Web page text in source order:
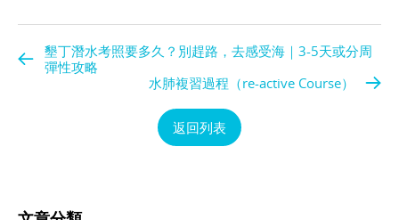
墾丁潛水考照要多久？別趕路，去感受海｜3-5天或分周
彈性攻略
水肺複習過程（re-active Course）
返回列表